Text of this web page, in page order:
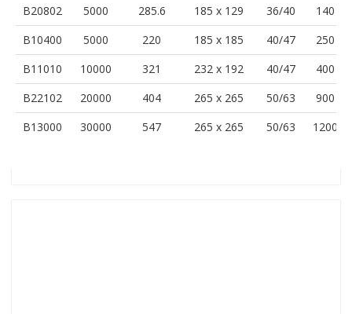
B20802
5000 285.6 185 x 129 36/40
140
B10400
5000 220 185 x 185 40/47
250
B11010
10000 321 232 x 192 40/47
400
B22102
20000 404 265 x 265 50/63
900
B13000
30000 547 265 x 265 50/63 1200